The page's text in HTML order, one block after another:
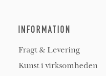
INFORMATION
Fragt & Levering
Kunst i virksomheden